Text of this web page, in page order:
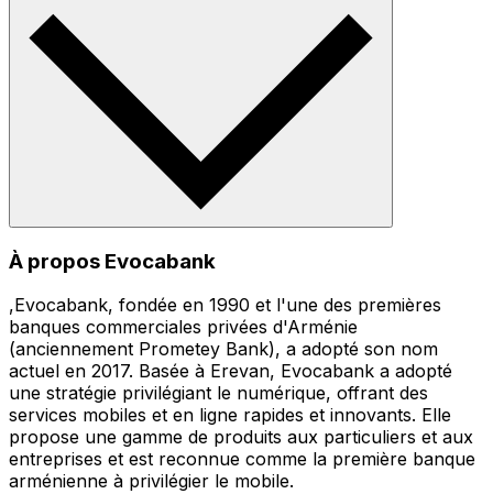
À propos Evocabank
,Evocabank, fondée en 1990 et l'une des premières
banques commerciales privées d'Arménie
(anciennement Prometey Bank), a adopté son nom
actuel en 2017. Basée à Erevan, Evocabank a adopté
une stratégie privilégiant le numérique, offrant des
services mobiles et en ligne rapides et innovants. Elle
propose une gamme de produits aux particuliers et aux
entreprises et est reconnue comme la première banque
arménienne à privilégier le mobile.